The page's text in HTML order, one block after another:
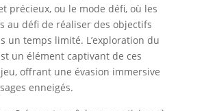
précieux, ou le mode défi, où les
au défi de réaliser des objectifs
un temps limité. L’exploration du
un élément captivant de ces
offrant une évasion immersive
enneigés.